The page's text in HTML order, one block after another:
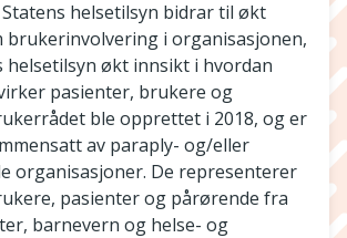
helsetilsyn bidrar til økt
brukerinvolvering i organisasjonen,
helsetilsyn økt innsikt i hvordan
pasienter, brukere og
ble opprettet i 2018, og er
av paraply- og/eller
organisasjoner. De representerer
pasienter og pårørende fra
barnevern og helse- og